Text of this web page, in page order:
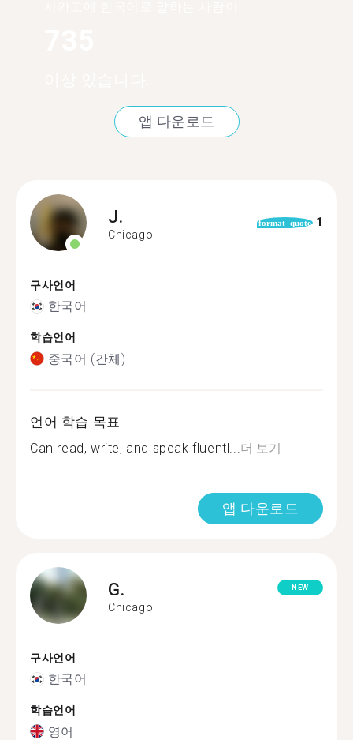
앱 다운로드
J.
Chicago
format_quote 1
구사언어
한국어
학습언어
중국어 (간체)
언어 학습 목표
Can read, write, and speak fluentl... 더 보기
앱 다운로드
G.
Chicago
NEW
구사언어
한국어
학습언어
영어